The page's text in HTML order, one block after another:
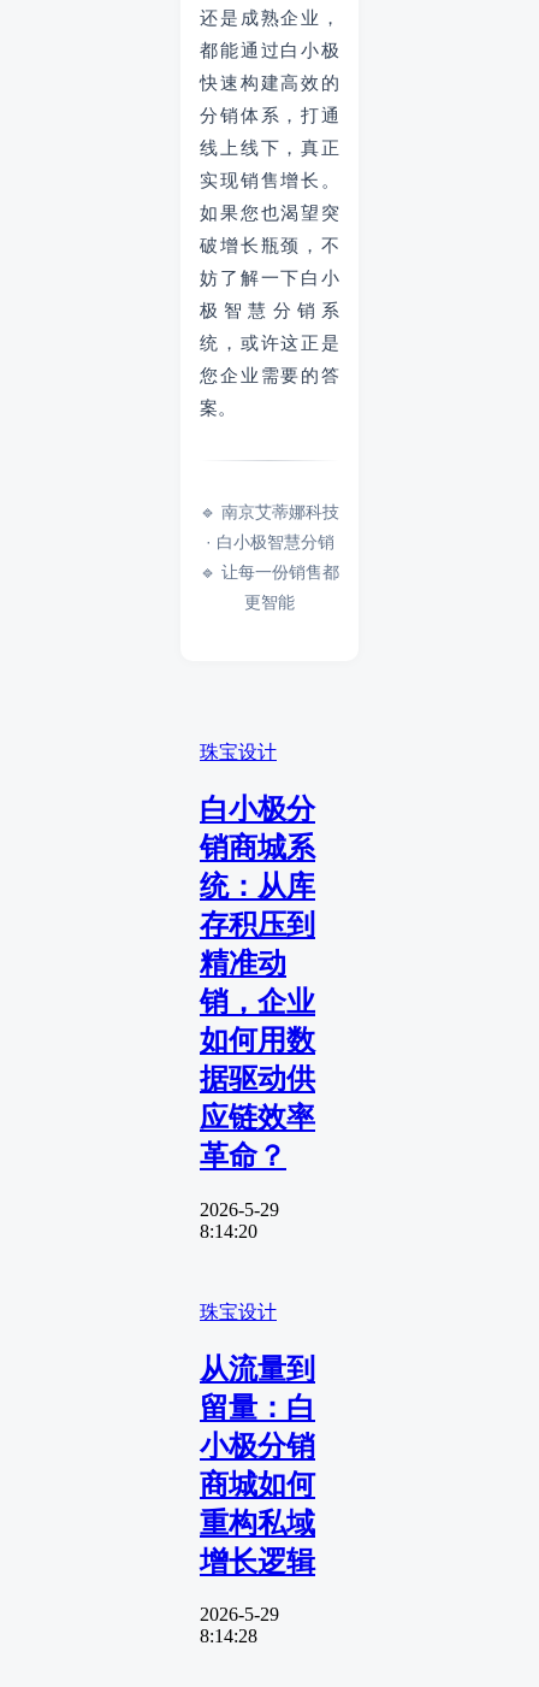
还是成熟企业，
都能通过白小极
快速构建高效的
分销体系，打通
线上线下，真正
实现销售增长。
如果您也渴望突
破增长瓶颈，不
妨了解一下白小
极智慧分销系
统，或许这正是
您企业需要的答
案。
🔹 南京艾蒂娜科技
· 白小极智慧分销
🔹 让每一份销售都
更智能
珠宝设计
白小极分
销商城系
统：从库
存积压到
精准动
销，企业
如何用数
据驱动供
应链效率
革命？
2026-5-29
8:14:20
珠宝设计
从流量到
留量：白
小极分销
商城如何
重构私域
增长逻辑
2026-5-29
8:14:28